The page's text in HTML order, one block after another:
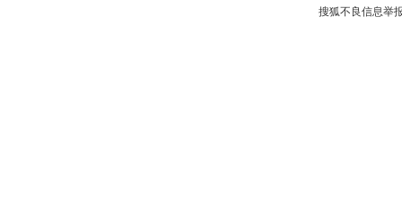
搜狐不良信息举